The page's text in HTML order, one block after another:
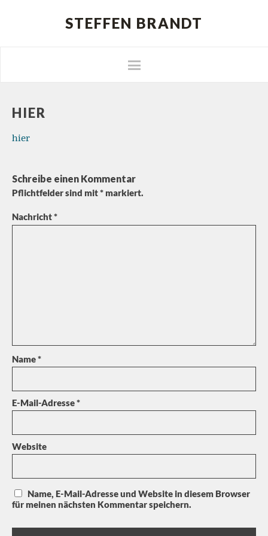
STEFFEN BRANDT
HIER
hier
Schreibe einen Kommentar
Pflichtfelder sind mit* markiert.
Nachricht*
Name*
E-Mail-Adresse*
Website
Name, E-Mail-Adresse und Website in diesem Browser
für meinen nächsten Kommentar speichern.